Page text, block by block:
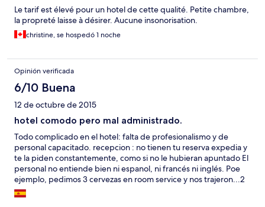
Le tarif est élevé pour un hotel de cette qualité. Petite chambre,
la propreté laisse à désirer. Aucune insonorisation.
christine, se hospedó 1 noche
Opinión verificada
6/10 Buena
12 de octubre de 2015
hotel comodo pero mal administrado.
Todo complicado en el hotel: falta de profesionalismo y de
personal capacitado. recepcion : no tienen tu reserva expedia y
te la piden constantemente, como si no le hubieran apuntado El
personal no entiende bien ni espanol, ni francés ni inglés. Poe
ejemplo, pedimos 3 cervezas en room service y nos trajeron...2
toallas para el cuarto de banho. la ley seca, no es problema : lo
sabemos, forma parte de la cultura local y es normal. pero que el